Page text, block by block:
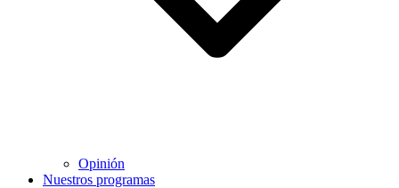
Opinión
Nuestros programas